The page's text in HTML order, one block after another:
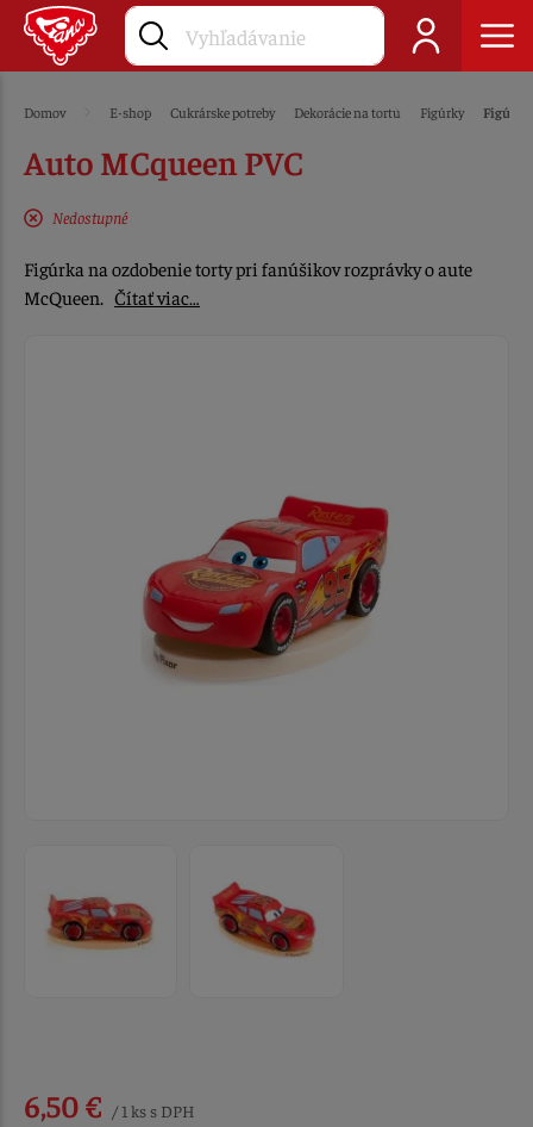
Domov E-shop Cukrárske potreby Dekorácie na tortu Figúrky
Auto MCqueen PVC
Nedostupné
Figúrka na ozdobenie torty pri fanúšikov rozprávky o aute
McQueen. Čítať viac…
6,50 € / 1 ks s DPH